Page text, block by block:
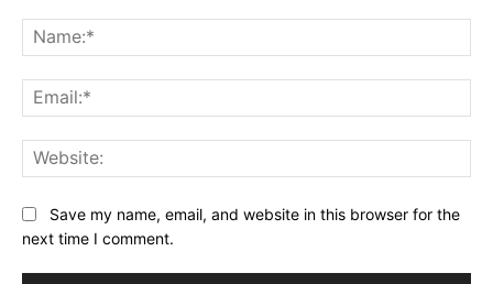
Save my name, email, and website in this browser for the
next time I comment.